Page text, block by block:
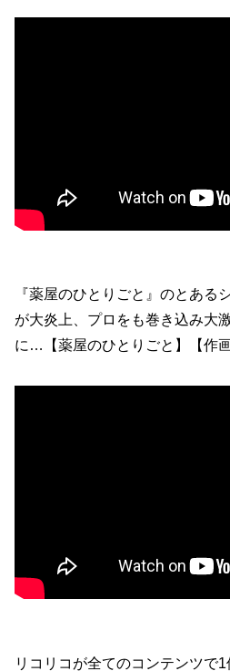
『薬屋のひとりごと』のとある
が大炎上、プロをも巻き込み大
に…【薬屋のひとりごと】【作画
リコリコが全てのコンテンツで